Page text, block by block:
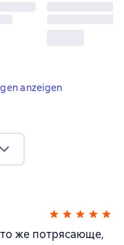
anzeigen
же потрясающе,